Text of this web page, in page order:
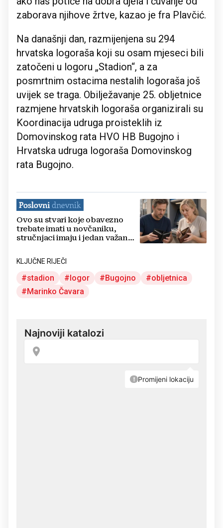
zaborava njihove žrtve, kazao je fra Plavčić.
Na današnji dan, razmijenjena su 294
hrvatska logoraša koji su osam mjeseci bili
zatočeni u logoru „Stadion“, a za
posmrtnim ostacima nestalih logoraša još
uvijek se traga. Obilježavanje 25. obljetnice
razmjene hrvatskih logoraša organizirali su
Koordinacija udruga proisteklih iz
Domovinskog rata HVO HB Bugojno i
Hrvatska udruga logoraša Domovinskog
rata Bugojno.
Ovo su stvari koje obavezno
trebate imati u novčaniku,
stručnjaci imaju i jedan važan
KLJUČNE RIJEČI
stadion logor Bugojno
obljetnica
Marinko Čavara